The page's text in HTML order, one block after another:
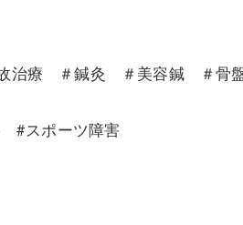
療 ＃鍼灸 ＃美容鍼 ＃骨
スポーツ障害